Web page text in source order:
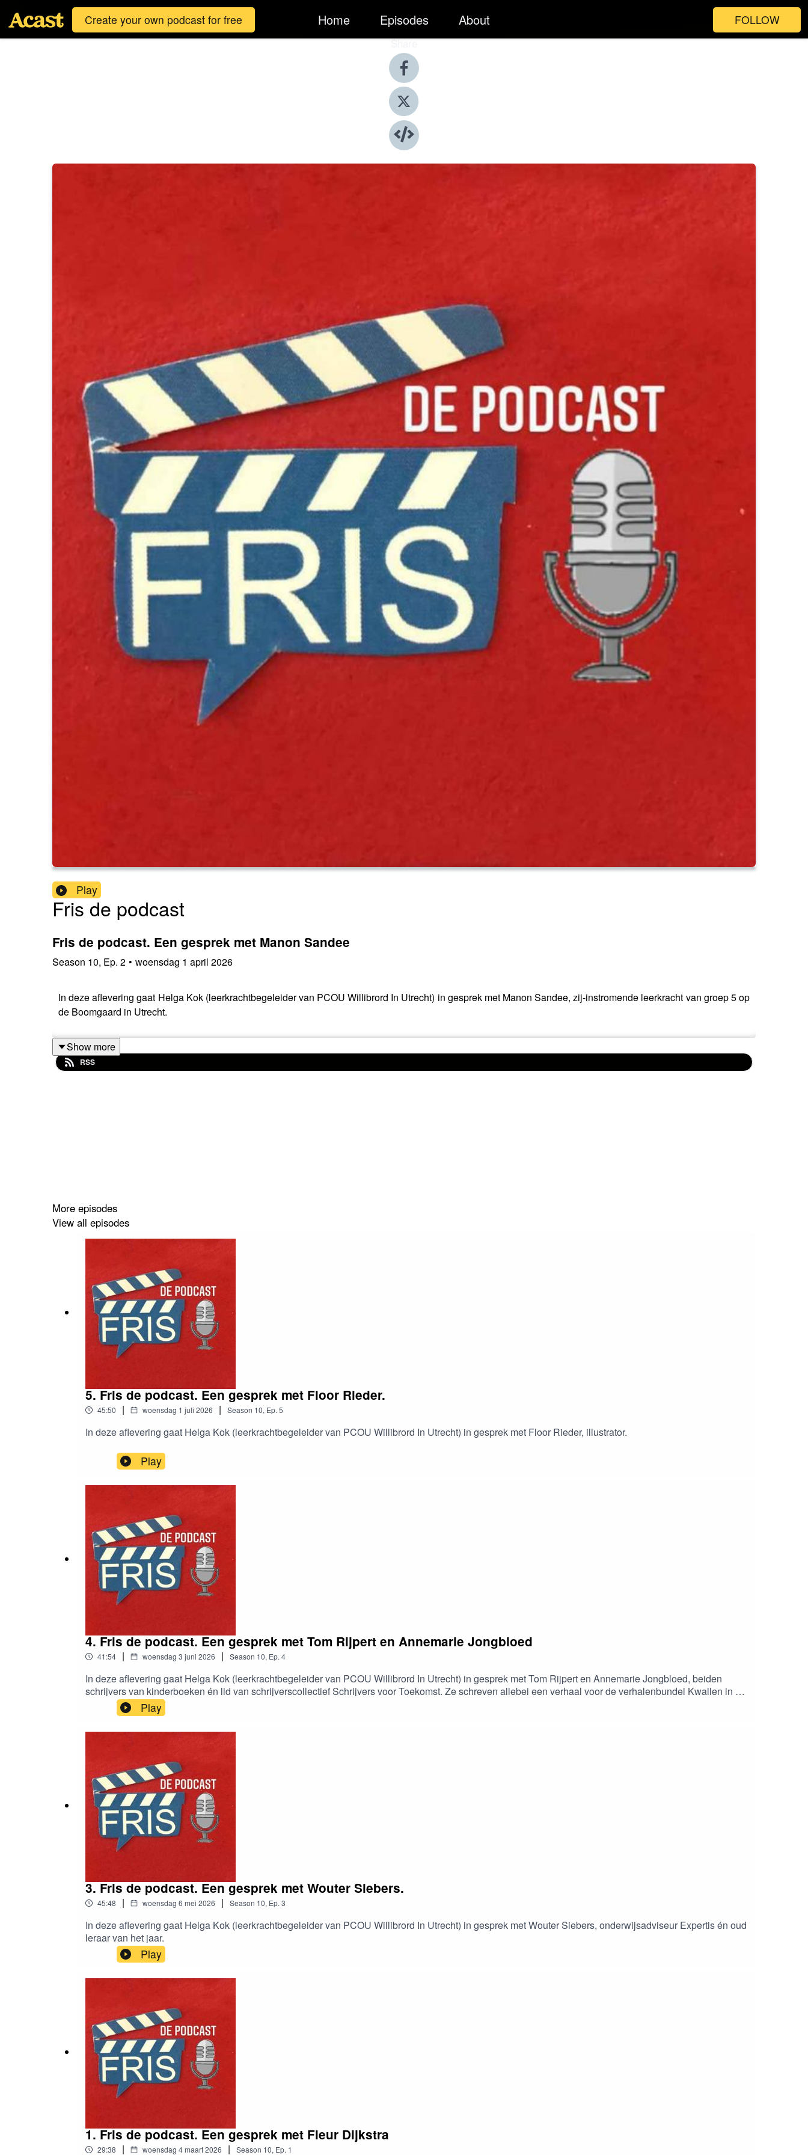
Create your own podcast for free Home Episodes About FOLLOW
Share
Play
Fris de podcast
Fris de podcast. Een gesprek met Manon Sandee
Season 10, Ep. 2 • woensdag 1 april 2026
In deze aflevering gaat Helga Kok (leerkrachtbegeleider van PCOU Willibrord In Utrecht) in gesprek met Manon Sandee, zij-instromende leerkracht van groep 5 op
de Boomgaard in Utrecht.
Show more
RSS
More episodes
View all episodes
5. Fris de podcast. Een gesprek met Floor Rieder.
45:50 | woensdag 1 juli 2026 | Season 10, Ep. 5
In deze aflevering gaat Helga Kok (leerkrachtbegeleider van PCOU Willibrord In Utrecht) in gesprek met Floor Rieder, illustrator.
Play
4. Fris de podcast. Een gesprek met Tom Rijpert en Annemarie Jongbloed
41:54 | woensdag 3 juni 2026 | Season 10, Ep. 4
In deze aflevering gaat Helga Kok (leerkrachtbegeleider van PCOU Willibrord In Utrecht) in gesprek met Tom Rijpert en Annemarie Jongbloed, beiden
schrijvers van kinderboeken én lid van schrijverscollectief Schrijvers voor Toekomst. Ze schreven allebei een verhaal voor de verhalenbundel Kwallen in de
brievenbus. Play
3. Fris de podcast. Een gesprek met Wouter Siebers.
45:48 | woensdag 6 mei 2026 | Season 10, Ep. 3
In deze aflevering gaat Helga Kok (leerkrachtbegeleider van PCOU Willibrord In Utrecht) in gesprek met Wouter Siebers, onderwijsadviseur Expertis én oud
leraar van het jaar.
Play
1. Fris de podcast. Een gesprek met Fleur Dijkstra
29:38 | woensdag 4 maart 2026 | Season 10, Ep. 1